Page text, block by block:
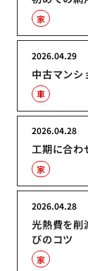
家
中古マンシ
2026.04.29
車
工期に合わ
2026.04.28
家
光熱費を削
びのコツ
2026.04.28
家